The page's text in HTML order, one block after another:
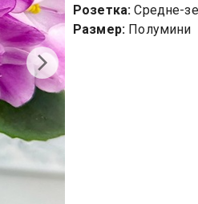
Розетка: Средне-
Размер: Полумини